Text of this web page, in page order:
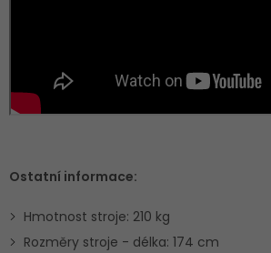
Ostatní informace:
Hmotnost stroje: 210 kg
Rozměry stroje - délka: 174 cm